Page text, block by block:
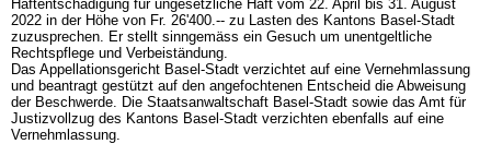
Haftentschädigung für ungesetzliche Haft vom 22. April bis 31. August
2022 in der Höhe von Fr. 26'400.-- zu Lasten des Kantons Basel-Stadt
zuzusprechen. Er stellt sinngemäss ein Gesuch um unentgeltliche
Rechtspflege und Verbeiständung.
Das Appellationsgericht Basel-Stadt verzichtet auf eine Vernehmlassung
und beantragt gestützt auf den angefochtenen Entscheid die Abweisung
der Beschwerde. Die Staatsanwaltschaft Basel-Stadt sowie das Amt für
Justizvollzug des Kantons Basel-Stadt verzichten ebenfalls auf eine
Vernehmlassung.